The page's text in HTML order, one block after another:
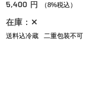
5,400 円 （8%税込）
在庫：✕
送料込冷蔵 二重包装不可